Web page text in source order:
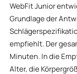
WebFit Junior
Grundlage der
empfiehlt. Der
Minuten. In die
Alter, die